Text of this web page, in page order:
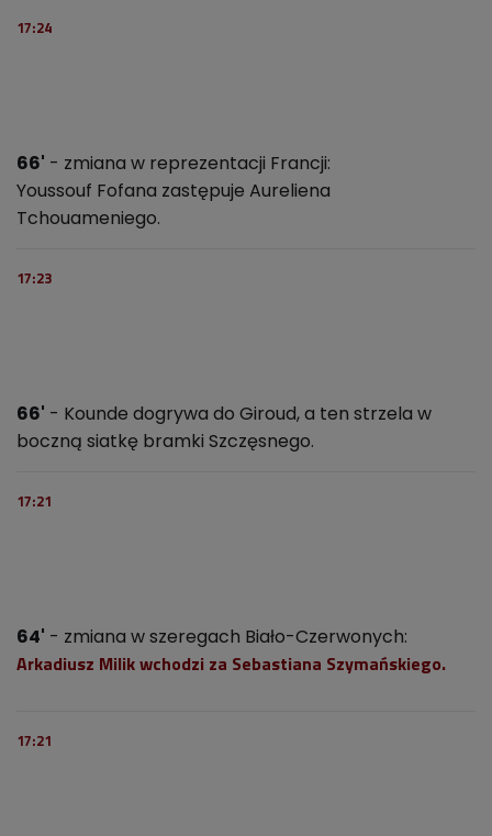
17:24
66' - zmiana w reprezentacji Francji:
Youssouf Fofana zastępuje Aureliena
Tchouameniego.
17:23
66' - Kounde dogrywa do Giroud, a ten strzela w
boczną siatkę bramki Szczęsnego.
17:21
64' - zmiana w szeregach Biało-Czerwonych:
Arkadiusz Milik wchodzi za Sebastiana Szymańskiego.
17:21